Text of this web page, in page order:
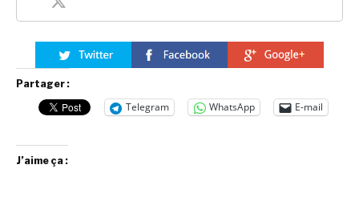
Partager :
Telegram WhatsApp E-mail
J’aime ça :